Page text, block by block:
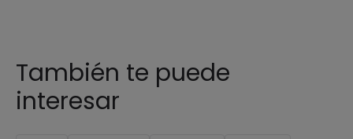
También te puede
interesar